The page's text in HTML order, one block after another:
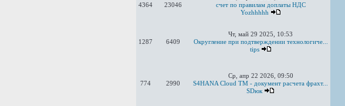
4364 23046
счет по правилам доплаты НДС
Yozhhhhh
1287 6409
Чт, май 29 2025, 10:53
Округление при подтверждении технологиче...
tips
774 2990
Ср, апр 22 2026, 09:50
S4HANA Cloud TM - документ расчета фрахт...
SDюк